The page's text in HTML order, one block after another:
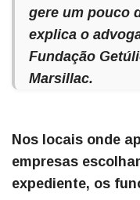
gere um pouco
explica o
Fundação
Marsillac.
Nos locais onde
empresas
expediente, os